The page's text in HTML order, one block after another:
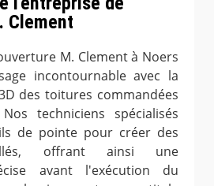
Clement
M. Clement à Noers
incontournable avec la
des toitures commandées
techniciens spécialisés
de pointe pour créer des
offrant ainsi une
avant l'exécution du